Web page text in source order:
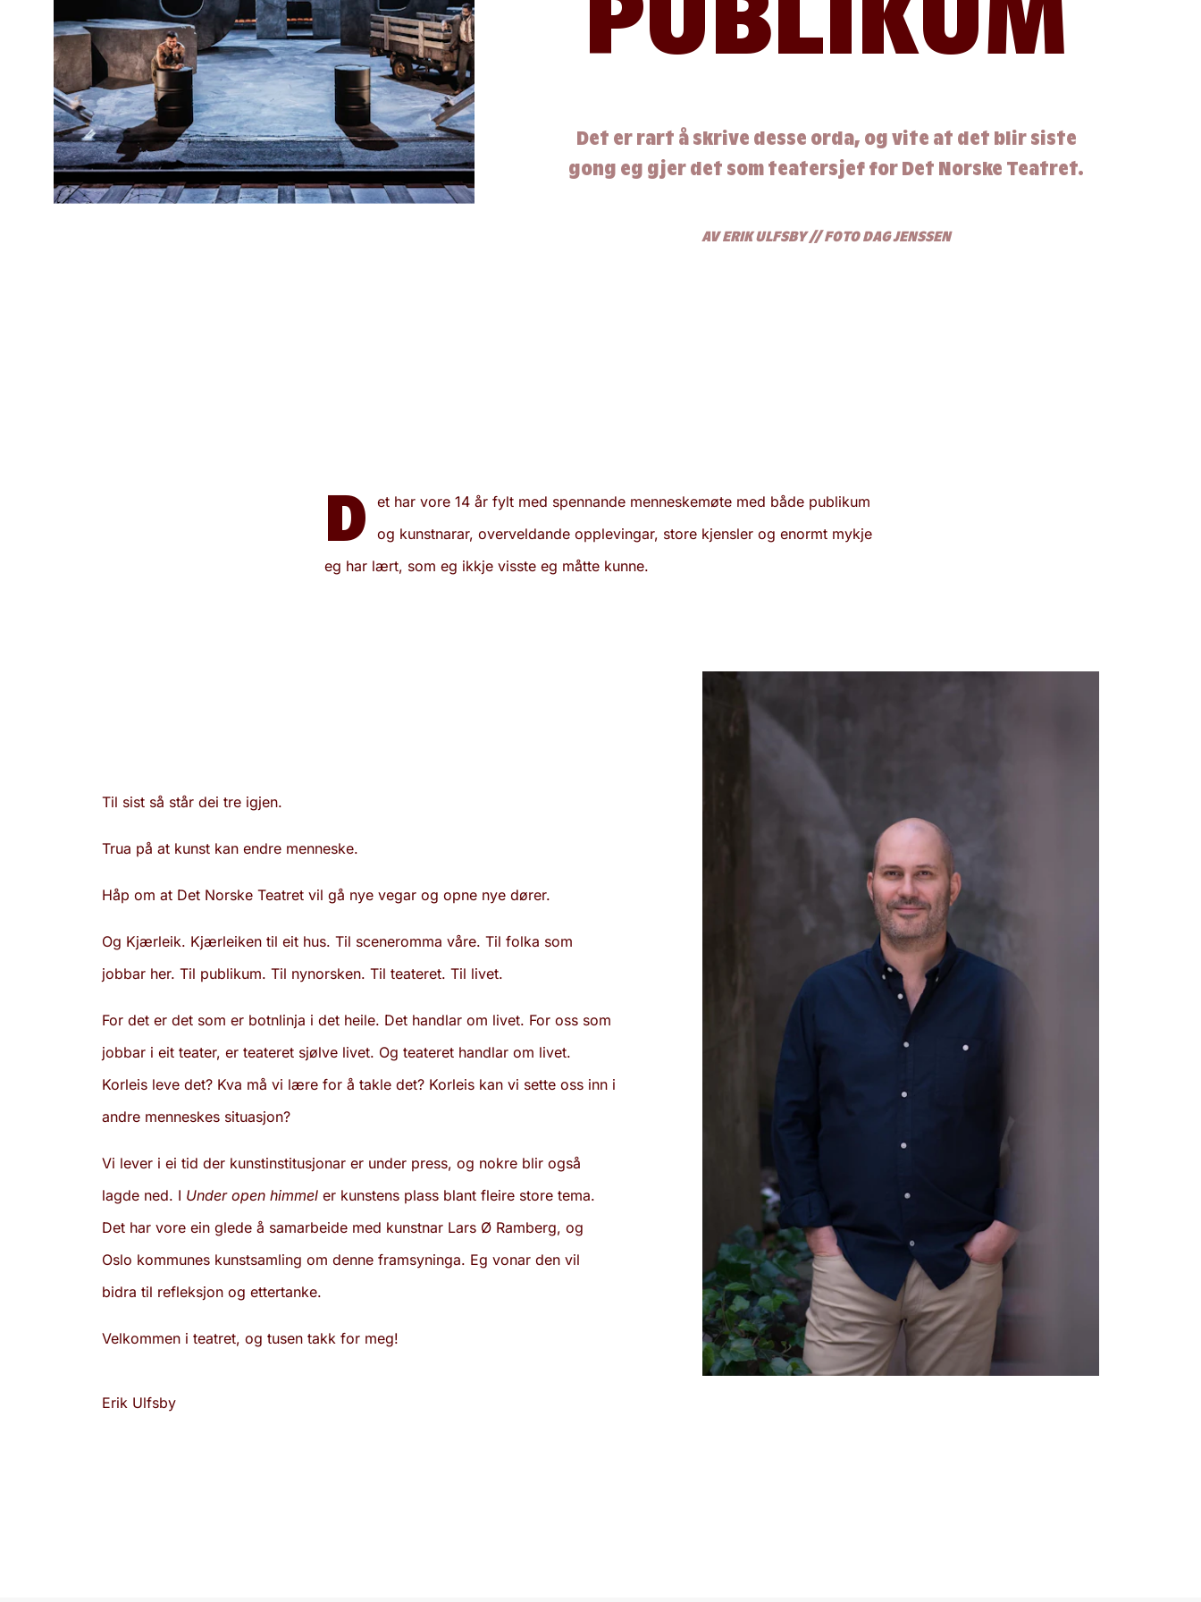
Det er rart å skrive desse orda, og vite at det blir siste
gong eg gjer det som teatersjef for Det Norske Teatret.
AV ERIK ULFSBY//FOTO DAG JENSSEN
D
et har vore 14 år fylt med spennande menneskemøte med både publikum
og kunstnarar, overveldande opplevingar, store kjensler og enormt mykje
eg har lært, som eg ikkje visste eg måtte kunne.
Til sist så står dei tre igjen.
Trua på at kunst kan endre menneske.
Håp om at Det Norske Teatret vil gå nye vegar og opne nye dører.
Og Kjærleik. Kjærleiken til eit hus. Til sceneromma våre. Til folka som
jobbar her. Til publikum. Til nynorsken. Til teateret. Til livet.
For det er det som er botnlinja i det heile. Det handlar om livet. For oss som
jobbar i eit teater, er teateret sjølve livet. Og teateret handlar om livet.
Korleis leve det? Kva må vi lære for å takle det? Korleis kan vi sette oss inn i
andre menneskes situasjon?
Vi lever i ei tid der kunstinstitusjonar er under press, og nokre blir også
lagde ned. I Under open himmel er kunstens plass blant fleire store tema.
Det har vore ein glede å samarbeide med kunstnar Lars Ø Ramberg, og
Oslo kommunes kunstsamling om denne framsyninga. Eg vonar den vil
bidra til refleksjon og ettertanke.
Velkommen i teatret, og tusen takk for meg!
Erik Ulfsby